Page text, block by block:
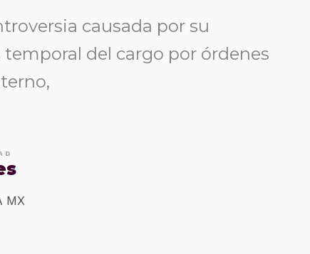
causada por su
del cargo por órdenes
MX